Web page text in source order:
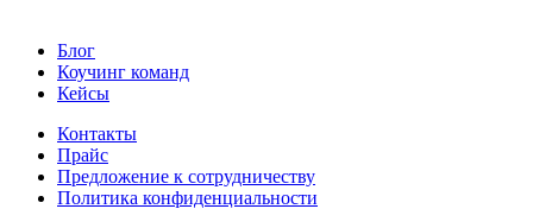
Блог
Коучинг команд
Кейсы
Контакты
Прайс
Предложение к сотрудничеству
Политика конфиденциальности